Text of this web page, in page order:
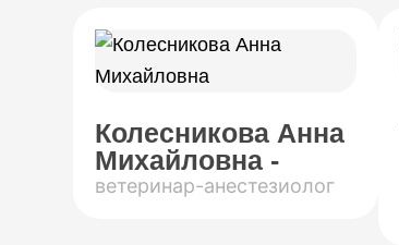
Колесникова Анна
Михайловна -
ветеринар-анестезиолог